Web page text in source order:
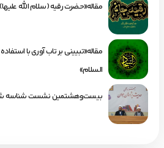
مقاله«حضرت رقیه (سلام الله
مقاله«تبیینی بر تاب آوری با
السلام»
بیست‌وهشتمین نشست شناسه